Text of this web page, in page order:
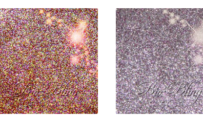
auf.
Die
Optionen
können
auf
der
Produktseite
gewählt
werden